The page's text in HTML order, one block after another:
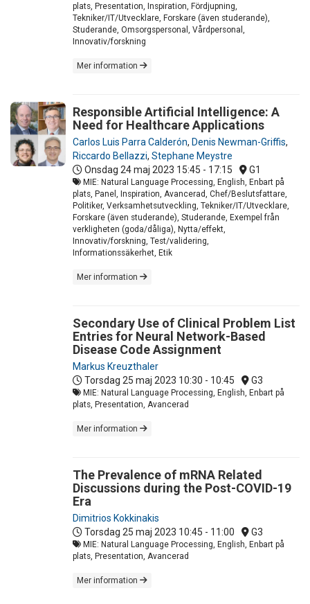
plats, Presentation, Inspiration, Fördjupning,
Tekniker/IT/Utvecklare, Forskare (även studerande),
Studerande, Omsorgspersonal, Vårdpersonal,
Innovativ/forskning
Mer information
Responsible Artificial Intelligence: A
Need for Healthcare Applications
Carlos Luis Parra Calderón, Denis Newman-Griffis,
Riccardo Bellazzi, Stephane Meystre
Onsdag 24 maj 2023 15:45 - 17:15 G1
MIE: Natural Language Processing, English, Enbart på
plats, Panel, Inspiration, Avancerad, Chef/Beslutsfattare,
Politiker, Verksamhetsutveckling, Tekniker/IT/Utvecklare,
Forskare (även studerande), Studerande, Exempel från
verkligheten (goda/dåliga), Nytta/effekt,
Innovativ/forskning, Test/validering,
Informationssäkerhet, Etik
Mer information
Secondary Use of Clinical Problem List
Entries for Neural Network-Based
Disease Code Assignment
Markus Kreuzthaler
Torsdag 25 maj 2023 10:30 - 10:45 G3
MIE: Natural Language Processing, English, Enbart på
plats, Presentation, Avancerad
Mer information
The Prevalence of mRNA Related
Discussions during the Post-COVID-19
Era
Dimitrios Kokkinakis
Torsdag 25 maj 2023 10:45 - 11:00 G3
MIE: Natural Language Processing, English, Enbart på
plats, Presentation, Avancerad
Mer information